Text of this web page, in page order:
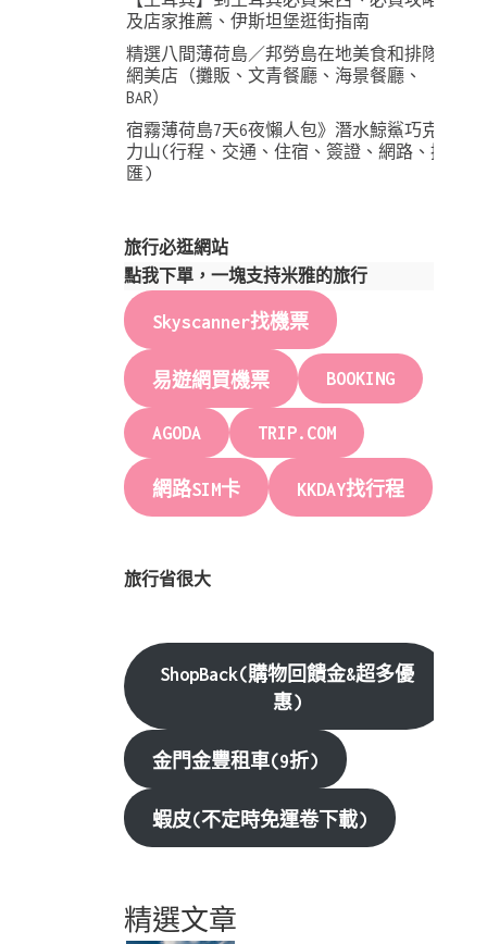
及店家推薦、伊斯坦堡逛街指南
精選八間薄荷島／邦勞島在地美食和排隊
網美店（攤販、文青餐廳、海景餐廳、
BAR）
宿霧薄荷島7天6夜懶人包》潛水鯨鯊巧克
力山(行程、交通、住宿、簽證、網路、換
匯)
旅行必逛網站
點我下單，一塊支持米雅的旅行
Skyscanner找機票
易遊網買機票 BOOKING
AGODA TRIP.COM
網路SIM卡 KKDAY找行程
旅行省很大
ShopBack(購物回饋金&超多優
惠)
金門金豐租車(9折)
蝦皮(不定時免運卷下載)
精選文章